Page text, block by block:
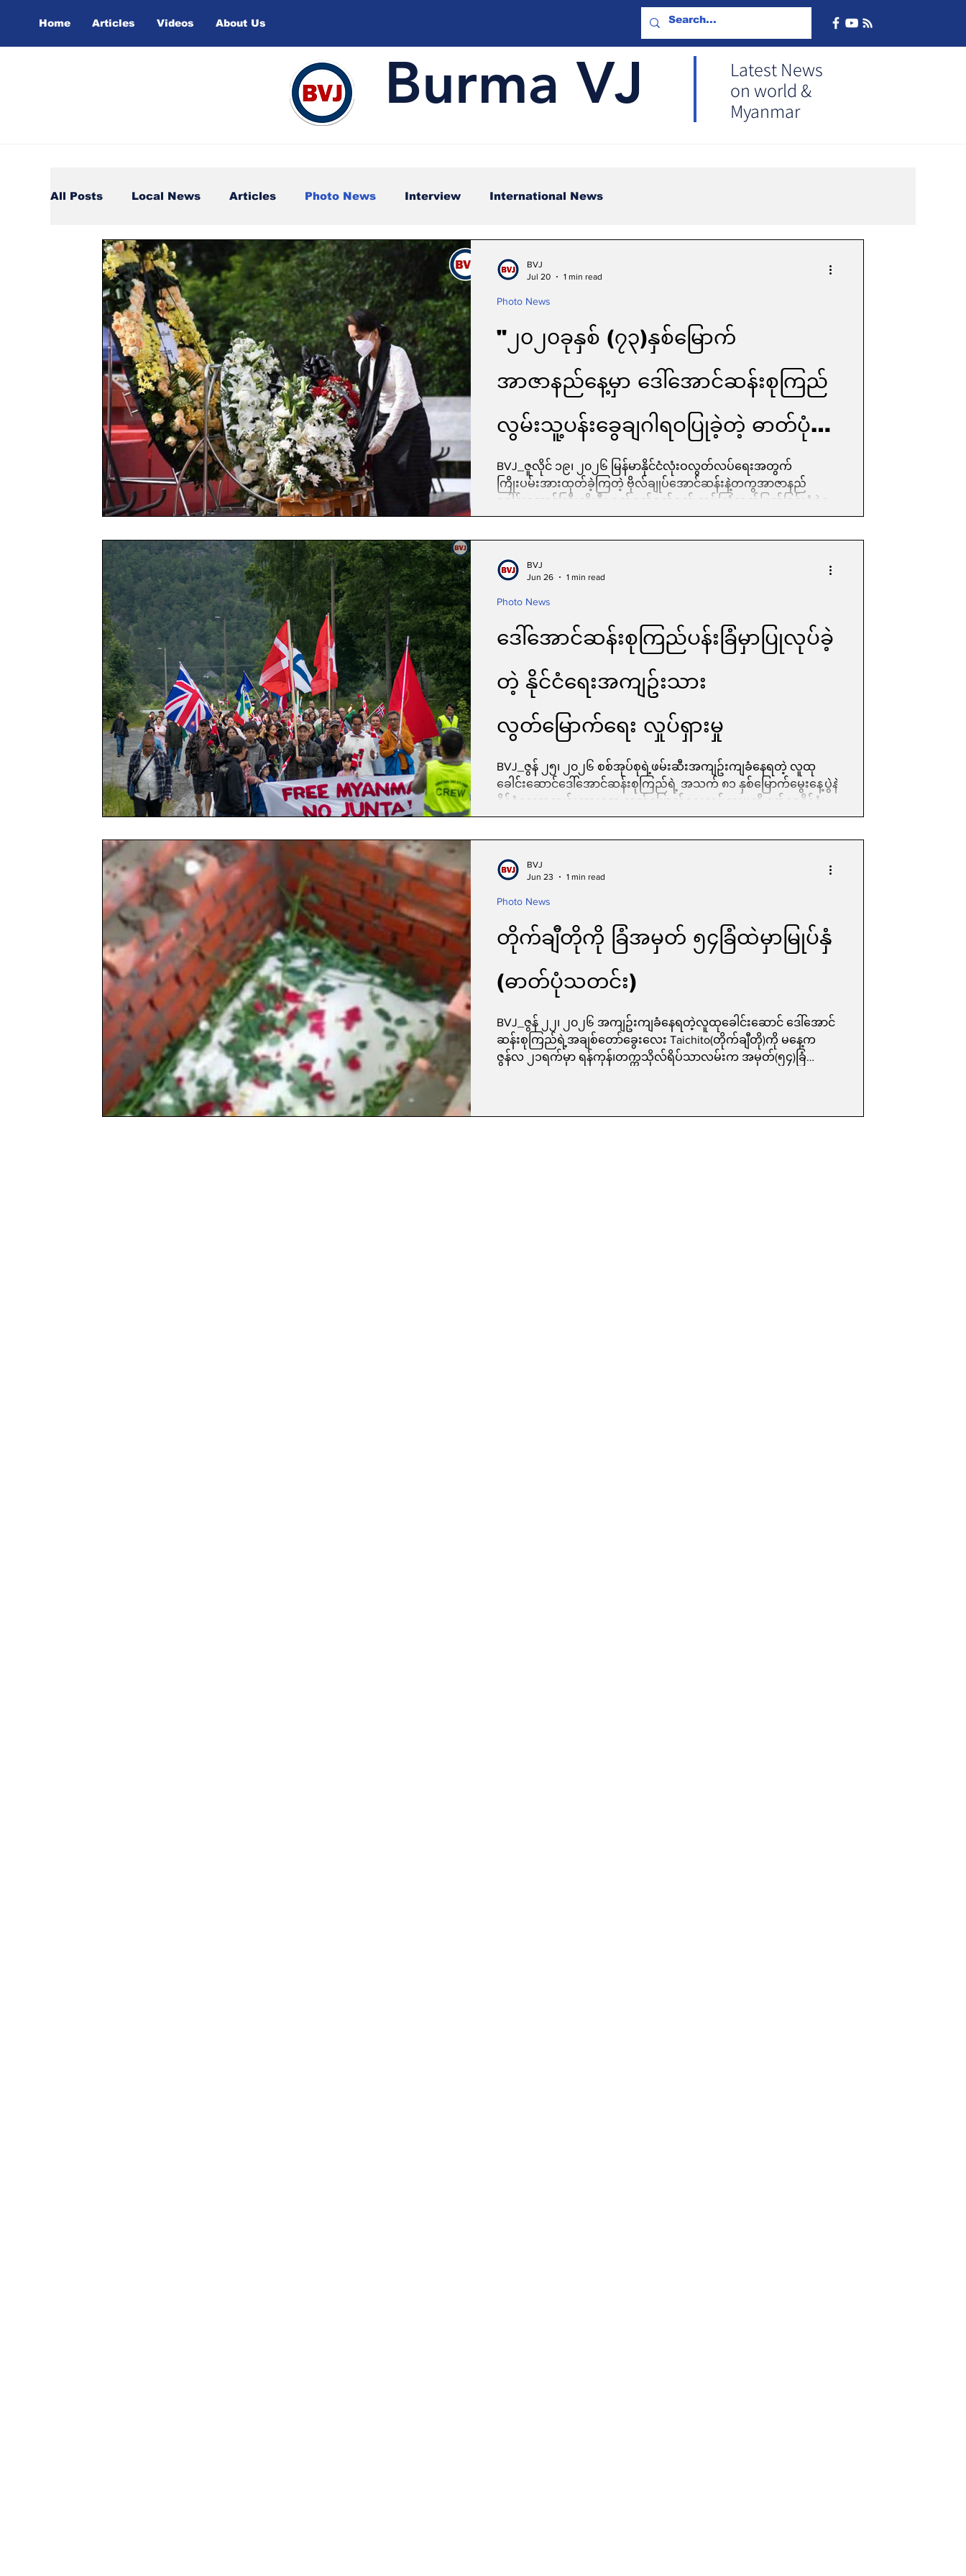
Home Articles Videos About Us
Burma VJ
Latest News
on world &
Myanmar
All Posts Local News Articles Photo News Interview International News
https://youtu.be/8lNHxEfuuao?si=vef sports Video
"၂၀၂၀ခုနှစ် (၇၃)နှစ်မြောက်
အာဇာနည်နေ့မှာ ဒေါ်အောင်ဆန်းစုကြည်
လွမ်းသူ့ပန်းခွေချဂါရဝပြုခဲ့တဲ့ ဓာတ်ပုံ
မှတ်တမ်း "
BVJ_ဇူလိုင် ၁၉၊ ၂၀၂၆ မြန်မာနိုင်ငံလုံးဝလွတ်လပ်ရေးအတွက်
ကြိုးပမ်းအားထုတ်ခဲ့ကြတဲ့ ဗိုလ်ချုပ်အောင်ဆန်းနဲ့တကွအာဇာနည်
ခေါင်းဆောင်ကြီးကိုးဦး ရက်ရက်စက်စက် လုပ်ကြံသတ်ဖြတ်ခြင်းခံခဲ့ရ
တဲ့ "အာဇာနည်နေ့"ဟာ ဒီနေ့မှာ ၇၉ နှစ်တင်းတင်း ပြည့်ခဲ့ပါပြီ။
သွားရောက်ဂါရဝပြုလေ့ရှိပါတယ်။ဒါပေမဲ့ ၂၀၂၁ ခုနှစ်၊ ဖေဖော်ဝါရီလ ၁
တရားဖမ်းဆီး
Photo News
BVJ
Jul 20
1 min read
ဒေါ်အောင်ဆန်းစုကြည်ပန်းခြံမှာပြုလုပ်ခဲ့
တဲ့ နိုင်ငံရေးအကျဥ်းသား
လွတ်မြောက်ရေး လှုပ်ရှားမှု
BVJ_ဇွန် ၂၅၊ ၂၀၂၆ စစ်အုပ်စုရဲ့ဖမ်းဆီးအကျဥ်းကျခံနေရတဲ့ လူထု
ခေါင်းဆောင်ဒေါ်အောင်ဆန်းစုကြည်ရဲ့ အသက် ၈၁ နှစ်မြောက်မွေးနေ့ပွဲနဲ့
နိုင်ငံရေးအကျဉ်းသားတွေ လွတ်မြောက်ရေးလှုပ်ရှားမှုကို နော်ဝေနိုင်ငံ၊ ဖ
ရိုလန်း (Froland)မြို့က ဒေါ်အောင်ဆန်းစုကြည်ပန်းခြံမှာ ဇွန်လ ၁၉ ရက်
Group (Norway)တို့ကဦးဆောင်ကျင်းပခဲ့ပြီး ဂျာမဏီ၊ ဆွစ်ဇာလန်၊ စင်္
Photo News
BVJ
Jun 26
1 min read
တိုက်ချီတိုကို ခြံအမှတ် ၅၄ခြံထဲမှာမြုပ်နှံ
(ဓာတ်ပုံသတင်း)
BVJ_ဇွန် ၂၂၊ ၂၀၂၆ အကျဥ်းကျခံနေရတဲ့လူထုခေါင်းဆောင် ဒေါ်အောင်
ဆန်းစုကြည်ရဲ့အချစ်တော်ခွေးလေး Taichito(တိုက်ချီတို)ကို မနေ့က
ဇွန်လ ၂၁ရက်မှာ ရန်ကုန်၊တက္ကသိုလ်ရိပ်သာလမ်းက အမှတ်(၅၄)ခြံ
Photo News
BVJ
Jun 23
1 min read